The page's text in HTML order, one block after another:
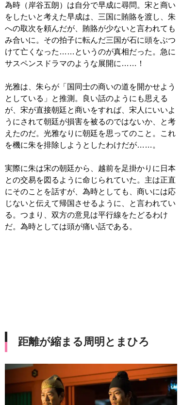
為時（岸谷五朗）は自分で早成に尋問。宋と商い
をしたいと考えた早成は、三国に賄賂を渡し、朱
への取次を頼んだが、賄賂が少ないと言われても
み合いに。その拍子に転んだ三国が石に頭をぶつ
けて亡くなった……というのが真相だった。急に
サスペンスドラマのような展開に……！
光雅は、朱らが「国同士の商いの道を開かせよう
としている」と推測。良い話のようにも思える
が、宋が直接朝廷と商いをすれば、宋人にいいよ
うにされて朝廷が損害を被るのではないか、と考
えたのだ。光雅なりに朝廷を思ってのこと。これ
を機に朱を排除しようとしたわけだが……。
実際に朱は宋の朝廷から、越前を足掛かりに日本
との交易を図るように命じられていた。主は正直
にそのことを話すが、為時としても、商いには応
じないと伝えて帰国させるように、と言われてい
る。つまり、双方の意見は平行線をたどるわけ
だ。為時としては頭が痛い話である。
距離が縮まる周明とまひろ